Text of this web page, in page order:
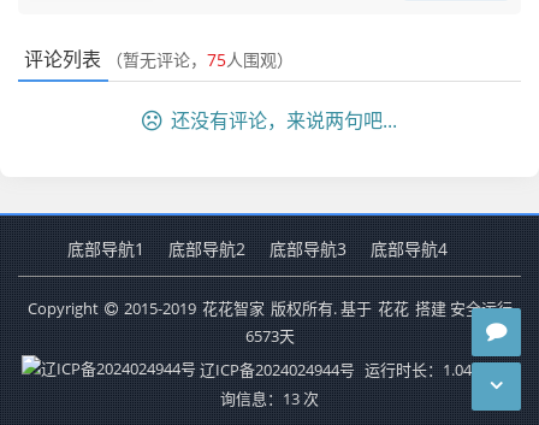
评论列表 （暂无评论， 75人围观）
还没有评论，来说两句吧...
底部导航1 底部导航2 底部导航3 底部导航4
Copyright 2015-2019 花花智家 版权所有. 基于 花花 搭建 安全运行
6573天
辽ICP备2024024944号 运行时长：1.043秒 查
询信息：13 次